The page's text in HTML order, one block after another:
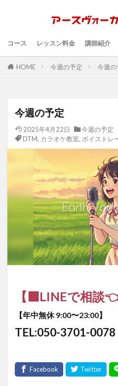
コース レッスン料金 講師紹介
HOME 今週の予定 今週の
今週の予定
2025年4月22日
今週の予定
DTM, カラオケ教室, ボイストレ
【🟩LINEで相談
【年中無休 9:00〜23:00】
TEL:050-3701-0078